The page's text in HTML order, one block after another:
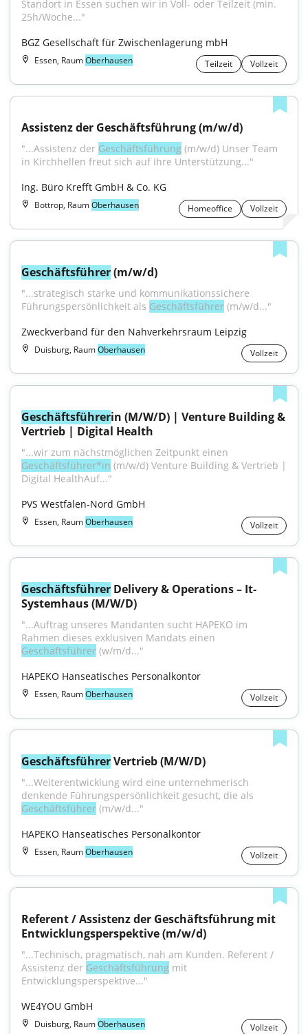
Standort in Essen suchen wir in Voll- oder Teilzeit (min.
25h/Woche..."
BGZ Gesellschaft für Zwischenlagerung mbH
Essen, RaumOberhausen Teilzeit Vollzeit
Assistenz der Geschäftsführung (m/w/d)
"...Assistenz der Geschäftsführung (m/w/d) Unser Team
in Kirchhellen freut sich auf Ihre Unterstützung..."
Ing. Büro Krefft GmbH & Co. KG
Bottrop, RaumOberhausen Homeoffice Vollzeit
Geschäftsführer (m/w/d)
"...strategisch starke und kommunikationssichere
Führungspersönlichkeit als Geschäftsführer (m/w/d..."
Zweckverband für den Nahverkehrsraum Leipzig
Duisburg, RaumOberhausen Vollzeit
Geschäftsführerin (M/W/D) | Venture Building &
Vertrieb | Digital Health
Geschäftsführer*in (m/w/d) Venture Building & Vertrieb |
Digital HealthAuf..."
PVS Westfalen-Nord GmbH
Essen, RaumOberhausen Vollzeit
Geschäftsführer Delivery & Operations – It-
Systemhaus (M/W/D)
"...Auftrag unseres Mandanten sucht HAPEKO im
Geschäftsführer (w/m/d..."
HAPEKO Hanseatisches Personalkontor
Essen, RaumOberhausen Vollzeit
Geschäftsführer Vertrieb (M/W/D)
"...Weiterentwicklung wird eine unternehmerisch
Geschäftsführer (m/w/d..."
HAPEKO Hanseatisches Personalkontor
Essen, RaumOberhausen Vollzeit
Referent / Assistenz der Geschäftsführung mit
Entwicklungsperspektive (m/w/d)
"...Technisch, pragmatisch, nah am Kunden. Referent /
Assistenz der Geschäftsführung mit
Entwicklungsperspektive..."
WE4YOU GmbH
Duisburg, RaumOberhausen Vollzeit